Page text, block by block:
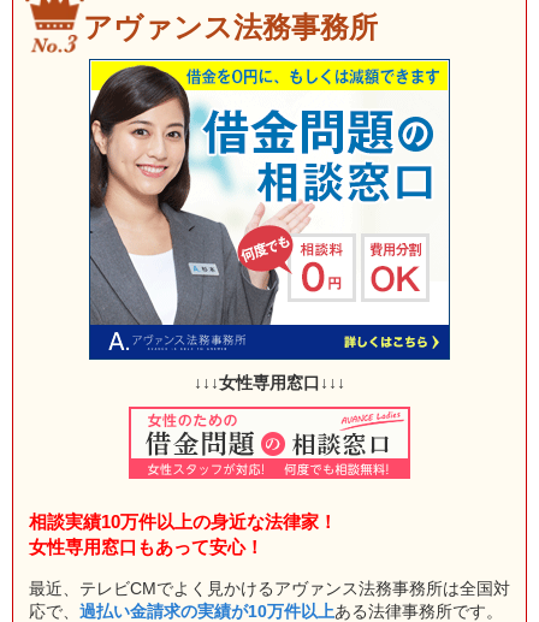
アヴァンス法務事務所
↓↓↓女性専用窓口↓↓↓
相談実績10万件以上の身近な法律家！
女性専用窓口もあって安心！
最近、テレビCMでよく見かけるアヴァンス法務事務所は全国対
応で、 過払い金請求の実績が10万件以上ある法律事務所です。